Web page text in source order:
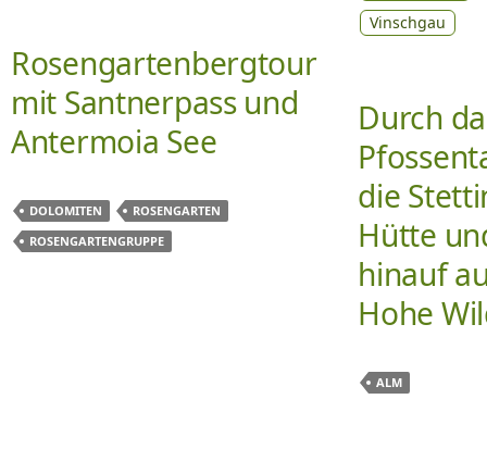
Rosengartenbergtour
mit Santnerpass und
Antermoia See
DOLOMITEN
ROSENGARTEN
ROSENGARTENGRUPPE
Vinschgau
Durch
die
Hütte
hinauf
Hohe
ALM